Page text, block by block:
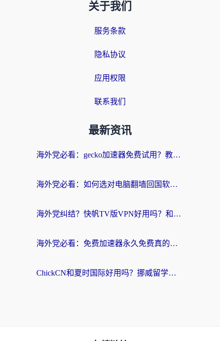
关于我们
服务条款
隐私协议
应用权限
联系我们
最新资讯
海外党必看：gecko加速器免费试用？教你选对回国加速器，无缝刷国内剧玩游戏
海外党必看：如何选对电脑翻墙回国软件，轻松解锁国内资源？
海外党纠结？快帆TV版VPN好用吗？和扇贝手游VPN对比哪个回国效果更好？
海外党必看：免费加速器永久免费真的存在吗？教你选对回国加速器无缝刷国内资源
ChickCN和夏时国际好用吗？挪威留学生亲测3款回国加速器，附穿梭和加速喵对比指南